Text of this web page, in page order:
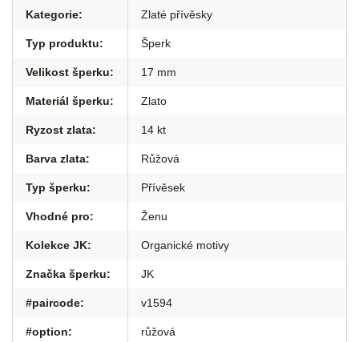
Kategorie: Zlaté přívěsky
Typ produktu: Šperk
Velikost šperku: 17 mm
Materiál šperku: Zlato
Ryzost zlata: 14 kt
Barva zlata: Růžová
Typ šperku: Přívěsek
Vhodné pro: Ženu
Kolekce JK: Organické motivy
Značka šperku: JK
#paircode: v1594
#option: růžová